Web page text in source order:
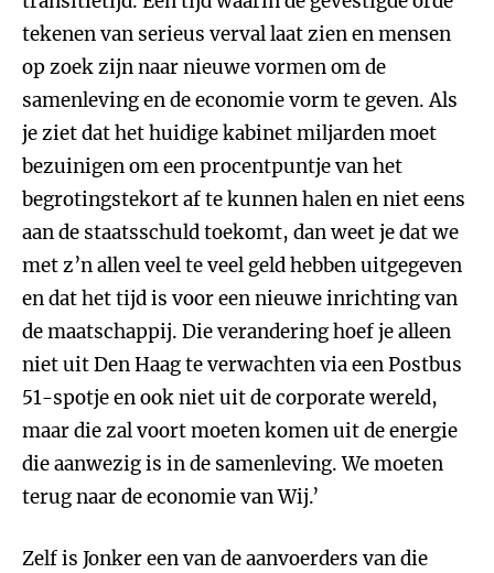
tekenen van serieus verval laat zien en mensen
op zoek zijn naar nieuwe vormen om de
samenleving en de economie vorm te geven. Als
je ziet dat het huidige kabinet miljarden moet
bezuinigen om een procentpuntje van het
begrotingstekort af te kunnen halen en niet eens
aan de staatsschuld toekomt, dan weet je dat we
met z’n allen veel te veel geld hebben uitgegeven
en dat het tijd is voor een nieuwe inrichting van
de maatschappij. Die verandering hoef je alleen
niet uit Den Haag te verwachten via een Postbus
51-spotje en ook niet uit de corporate wereld,
maar die zal voort moeten komen uit de energie
die aanwezig is in de samenleving. We moeten
terug naar de economie van Wij.’
Zelf is Jonker een van de aanvoerders van die